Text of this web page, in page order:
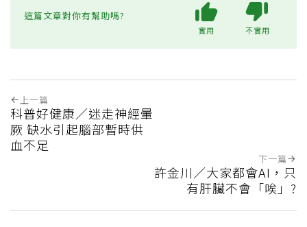
這篇文章對你有幫助嗎?
實用 不實用
上一篇
科普好健康／迷走神經暈
厥 缺水引起腦部暫時供
血不足
下一篇
許金川／大家都會AI，只
有肝臟不會「唉」?